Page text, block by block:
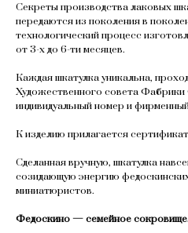
Секреты производства лаковых
передаются из поколения в
технологический процесс
от 3-х до 6-ти месяцев.
Каждая шкатулка уникальна,
Художественного совета
индивидуальный номер и
К изделию прилагается
Сделанная вручную, шкатулка
созидающую энергию
миниатюристов.
Федоскино — семейное